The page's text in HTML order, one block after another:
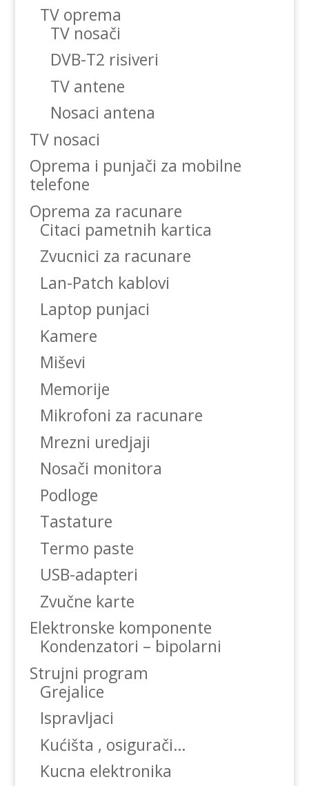
TV oprema
TV nosači
DVB-T2 risiveri
TV antene
Nosaci antena
TV nosaci
Oprema i punjači za mobilne
telefone
Oprema za racunare
Citaci pametnih kartica
Zvucnici za racunare
Lan-Patch kablovi
Laptop punjaci
Kamere
Miševi
Memorije
Mikrofoni za racunare
Mrezni uredjaji
Nosači monitora
Podloge
Tastature
Termo paste
USB-adapteri
Zvučne karte
Elektronske komponente
Kondenzatori – bipolarni
Strujni program
Grejalice
Ispravljaci
Kućišta , osigurači…
Kucna elektronika